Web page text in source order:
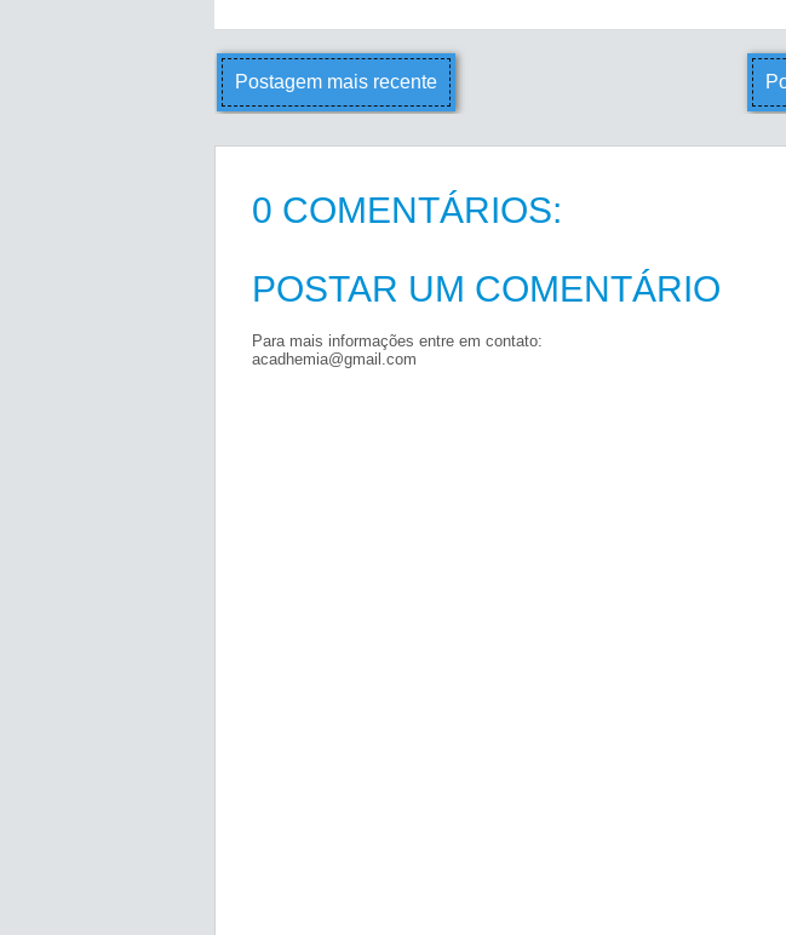
Postagem mais recente
0 COMENTÁRIOS:
POSTAR UM COMENTÁRIO
Para mais informações entre em contato:
acadhemia@gmail.com